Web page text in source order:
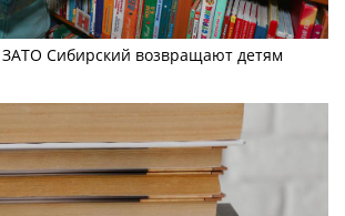
ЗАТО Сибирский возвращают детям